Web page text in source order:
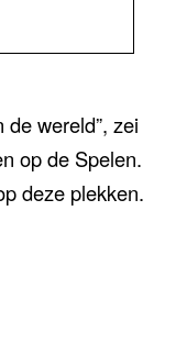
wereld”, zei
op de Spelen.
deze plekken.